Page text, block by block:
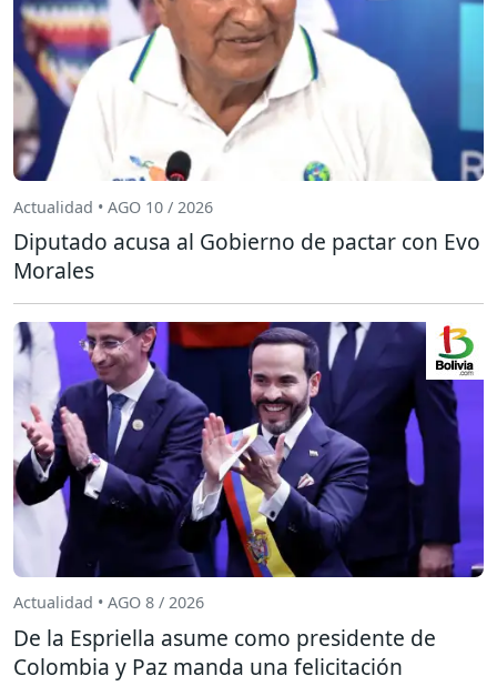
Actualidad • AGO 10 / 2026
Diputado acusa al Gobierno de pactar con Evo
Morales
Actualidad • AGO 8 / 2026
De la Espriella asume como presidente de
Colombia y Paz manda una felicitación